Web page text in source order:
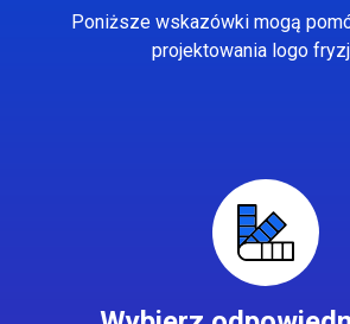
Poniższe wskazówki mogą
projektowania logo